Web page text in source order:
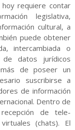
requiere contar
legislativa,
cultural, a
puede obtener
intercambiada o
datos jurídicos
de poseer un
suscribirse a
de información
Dentro de
de tele-
(chats). El